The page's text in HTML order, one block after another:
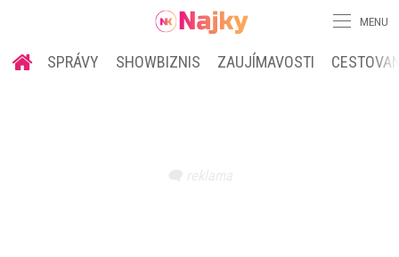
MENU
SPRÁVY SHOWBIZNIS ZAUJÍMAVOSTI